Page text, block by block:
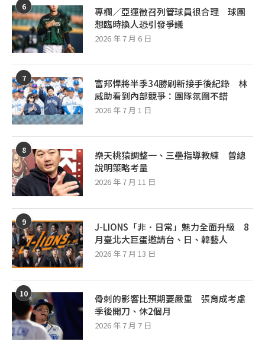
6
專欄／亞運徵召列管球員很合理 球團
想臨時換人恐引發爭議
2026 年 7 月 6 日
7
富邦悍將半季34勝刷新接手後紀錄 林
威助看到內部競爭：團隊氛圍不錯
2026 年 7 月 1 日
8
樂天桃猿調整一、三壘指導教練 曾總
說明策略考量
2026 年 7 月 11 日
9
J-LIONS「非．日常」魅力全面升級 8
月臺北大巨蛋邀請台、日、韓藝人
2026 年 7 月 13 日
10
骨刺的影響比預期要嚴重 張育成考慮
季後開刀、休2個月
2026 年 7 月 7 日